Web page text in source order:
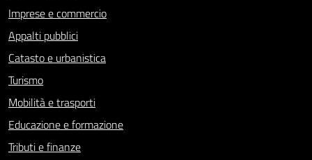
Imprese e commercio
Appalti pubblici
Catasto e urbanistica
Turismo
Mobilità e trasporti
Educazione e formazione
Tributi e finanze